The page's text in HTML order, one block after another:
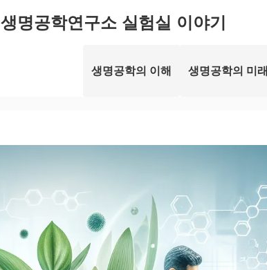
생명공학연구소 실험실 이야기
생명공학의 이해 생명공학의 미래